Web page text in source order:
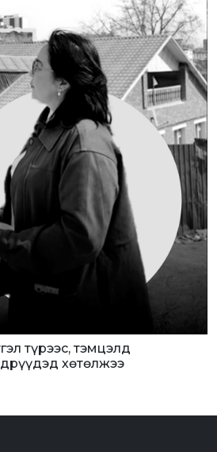
түрээс, тэмцэлд
хөтөлжээ